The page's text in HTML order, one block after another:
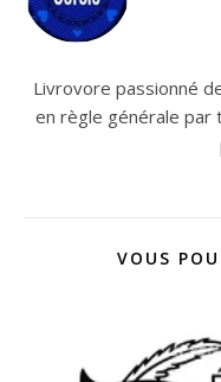
Livrovore passionné
en règle générale par
VOUS